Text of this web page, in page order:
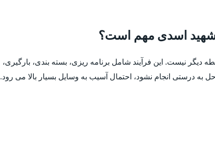
شهید اسدی مهم است؟
دیگر نیست. این فرآیند شامل برنامه ریزی، بسته بندی، بارگیری،
به درستی انجام نشود، احتمال آسیب به وسایل بسیار بالا می رود.